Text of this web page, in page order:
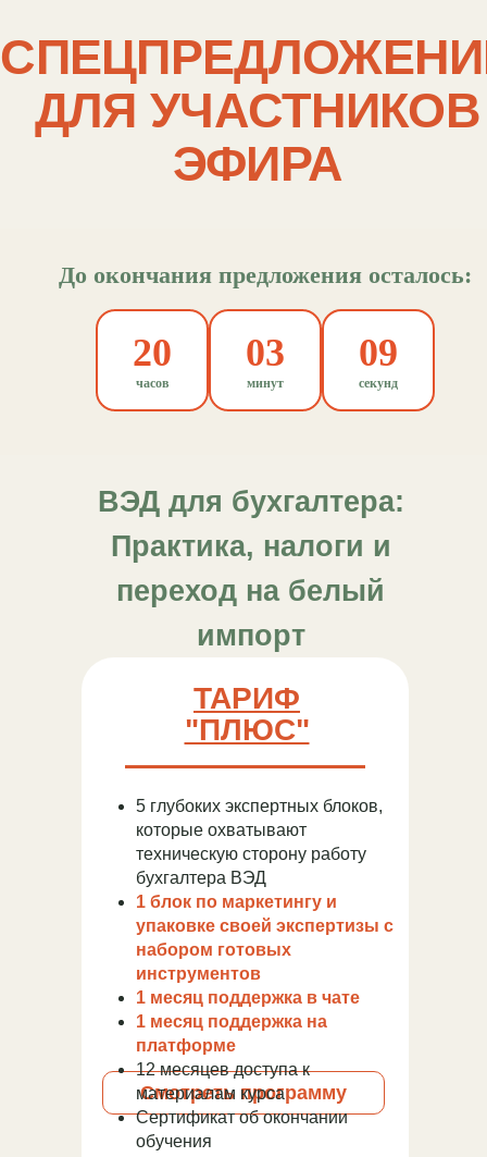
СПЕЦПРЕДЛОЖЕНИЕ
ДЛЯ УЧАСТНИКОВ
ЭФИРА
До окончания предложения осталось:
20
часов
03
минут
09
секунд
Смотреть программу
5 глубоких экспертных блоков,
которые охватывают
техническую сторону работу
бухгалтера ВЭД
1 блок по маркетингу и
упаковке своей экспертизы с
набором готовых
инструментов
1 месяц поддержка в чате
1 месяц поддержка на
платформе
12 месяцев доступа к
материалам курса
Сертификат об окончании
обучения
ТАРИФ
"ПЛЮС"
ВЭД для бухгалтера:
Практика, налоги и
переход на белый
импорт